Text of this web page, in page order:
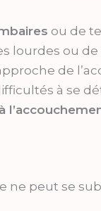
ou de
lourdes ou
de
à se
ne peut se